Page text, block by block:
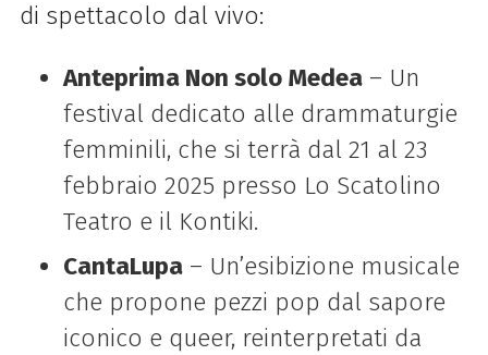
di spettacolo dal vivo:
Anteprima Non solo Medea– Un
festival dedicato alle drammaturgie
femminili, che si terrà dal 21 al 23
febbraio 2025 presso Lo Scatolino
Teatro e il Kontiki.
CantaLupa– Un’esibizione musicale
che propone pezzi pop dal sapore
iconico e queer, reinterpretati da